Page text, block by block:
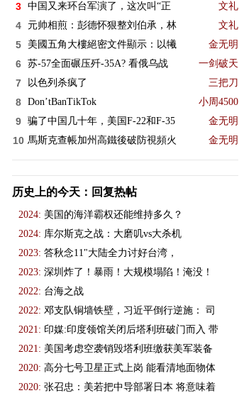
3 中国又来环台军演了，这次叫“正 文礼
4 元帅相煎：彭德怀狠整刘伯承，林 文礼
5 美國五角大樓絕密文件顯示：以犧 金无明
6 苏-57全面碾压歼-35A? 看俄乌战 一剑破天
7 以色列杀疯了 三把刀
8 Don’tBanTikTok 小周4500
9 骗了中国几十年，美国F-22和F-35 金无明
10 馬斯克查帳加州高鐵後破防視頻火 金无明
历史上的今天：回复热帖
2024: 美国的海洋霸权还能维持多久？
2024: 库尔斯克之战：大磨叽vs大杀机
2023: 答秋念11"大陆全力讨好台湾，
2023: 深圳炸了！暴雨！大规模塌陷！淹没！
2022: 台海之战
2022: 邓支队铜墙铁壁，习近平倒行逆施： 司
2021: 印媒:印度领馆关闭后塔利班破门而入 带
2021: 美国考虑空袭销毁塔利班缴获美军装备
2020: 高分七号卫星正式上岗 能看清地面物体
2020: 张召忠：美若把中导部署日本 将意味着